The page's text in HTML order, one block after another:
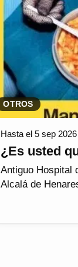
OTROS
Hasta el 5 sep 2026
¿Es usted
Antiguo Hospital
Alcalá de